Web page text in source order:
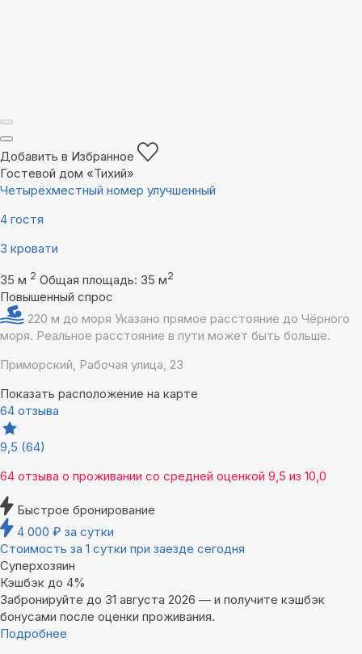
Добавить в Избранное
Гостевой дом «Тихий»
Четырёхместный номер улучшенный
4 гостя
3 кровати
35 м 2 Общая площадь: 35 м2
Повышенный спрос
220 м до моря Указано прямое расстояние до Чёрного
моря. Реальное расстояние в пути может быть больше.
Приморский, Рабочая улица, 23
Показать расположение на карте
64 отзыва
9,5 (64)
64 отзыва о проживании со средней оценкой 9,5 из 10,0
Быстрое бронирование
4 000 ₽ за сутки
Стоимость за 1 сутки при заезде сегодня
Суперхозяин
Кэшбэк до 4%
Забронируйте до 31 августа 2026 — и получите кэшбэк
бонусами после оценки проживания.
Подробнее